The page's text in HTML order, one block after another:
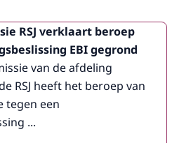
RSJ verklaart beroep
EBI gegrond
van de afdeling
RSJ heeft het beroep van
tegen een
...